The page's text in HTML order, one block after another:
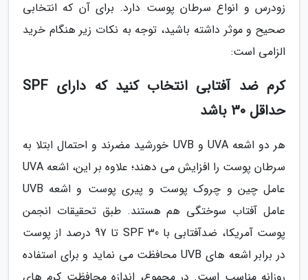
زودرس و انواع سرطان پوست دارد. برای آن که انتخابی
صحیح و موثر داشته باشید، توجه به نکات زیر هنگام خرید
الزامی است:
کرم ضد آفتابی انتخاب کنید که دارای SPF
حداقل 30 باشد
هر دو اشعه UVA و UVB خورشید مضرند و احتمال ابتلا به
سرطان پوست را افزایش می دهند؛ علاوه بر این، اشعه UVA
عامل چین و چروک پوست و پیری پوست و اشعه UVB
عامل آفتاب سوختگی هم هستند. طبق تحقیقات انجمن
پوست آمریکا، ضدآفتابی با SPF 30 تا 97 درصد از پوست
در برابر اشعه های UVB محافظت می نماید و برای استفاده